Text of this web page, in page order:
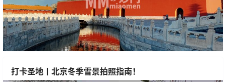
打卡圣地丨北京冬季雪景拍照指南！